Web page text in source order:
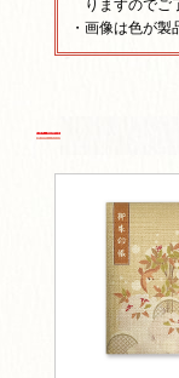
りますのでご
・画像は色が製